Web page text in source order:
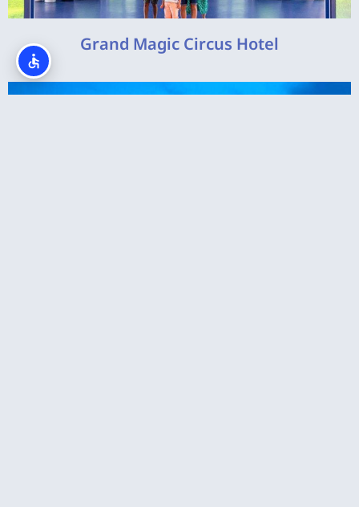
Grand Magic Circus Hotel